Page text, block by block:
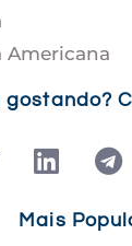
Americana
gostando?
Mais